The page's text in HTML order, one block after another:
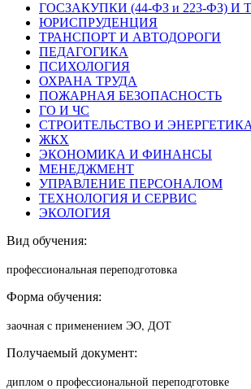
ГОСЗАКУПКИ (44-ФЗ и 223-ФЗ) И
ЮРИСПРУДЕНЦИЯ
ТРАНСПОРТ И АВТОДОРОГИ
ПЕДАГОГИКА
ПСИХОЛОГИЯ
ОХРАНА ТРУДА
ПОЖАРНАЯ БЕЗОПАСНОСТЬ
ГО И ЧС
СТРОИТЕЛЬСТВО И ЭНЕРГЕТИКА
ЖКХ
ЭКОНОМИКА И ФИНАНСЫ
МЕНЕДЖМЕНТ
УПРАВЛЕНИЕ ПЕРСОНАЛОМ
ТЕХНОЛОГИЯ И СЕРВИС
ЭКОЛОГИЯ
Вид обучения:
профессиональная переподготовка
Форма обучения:
заочная с применением ЭО, ДОТ
Получаемый документ:
диплом о профессиональной переподготовке